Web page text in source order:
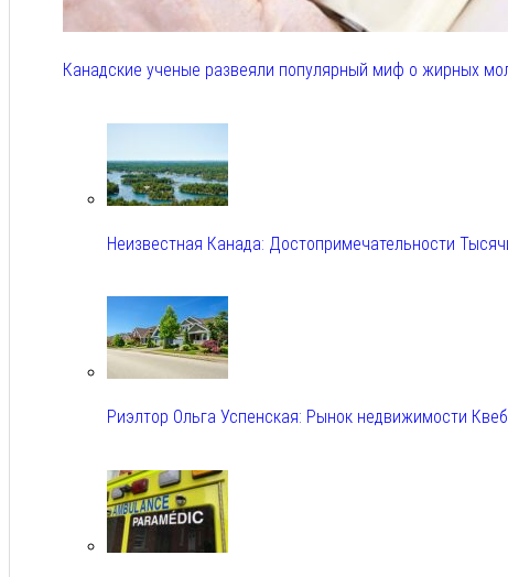
Канадские ученые развеяли популярный миф о жирных
Неизвестная Канада: Достопримечательности
Риэлтор Ольга Успенская: Рынок недвижимости